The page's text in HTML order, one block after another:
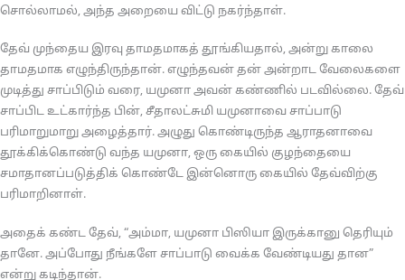
சொல்லாமல், அந்த அறையை விட்டு நகர்ந்தாள்.
தேவ் முந்தைய இரவு தாமதமாகத் தூங்கியதால், அன்று காலை
தாமதமாக எழுந்திருந்தான். எழுந்தவன் தன் அன்றாட வேலைகளை
முடித்து சாப்பிடும் வரை, யமுனா அவன் கண்ணில் படவில்லை. தேவ்
சாப்பிட உட்கார்ந்த பின், சீதாலட்சுமி யமுனாவை சாப்பாடு
பரிமாறுமாறு அழைத்தார். அழுது கொண்டிருந்த ஆராதனாவை
தூக்கிக்கொண்டு வந்த யமுனா, ஒரு கையில் குழந்தையை
சமாதானப்படுத்திக் கொண்டே இன்னொரு கையில் தேவ்விற்கு
பரிமாறினாள்.
அதைக் கண்ட தேவ், “அம்மா, யமுனா பிஸியா இருக்கானு தெரியும்
தானே. அப்போது நீங்களே சாப்பாடு வைக்க வேண்டியது தான”
என்று கடிந்தான்.